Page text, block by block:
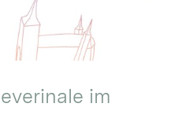
im